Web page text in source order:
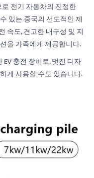
로 전기 자동차의 진정한
있는 중국의 선도적인 제
속도, 견고한 내구성 및 지
을 가족에게 제공합니다.
EV 충전 장비로, 멋진 디자
게 사용할 수도 있습니다.